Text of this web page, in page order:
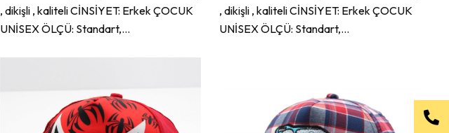
, dikişli , kaliteli CİNSİYET: Erkek ÇOCUK
UNİSEX ÖLÇÜ: Standart,…
, dikişli , kaliteli CİNSİYET: Erkek ÇOCUK
UNİSEX ÖLÇÜ: Standart,…